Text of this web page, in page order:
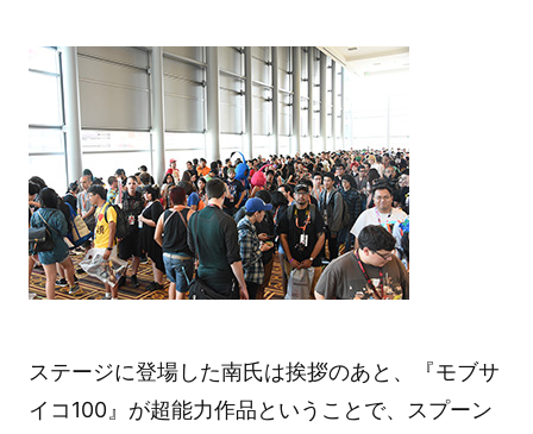
ステージに登場した南氏は挨拶のあと、『モブサ
イコ100』が超能力作品ということで、スプーン